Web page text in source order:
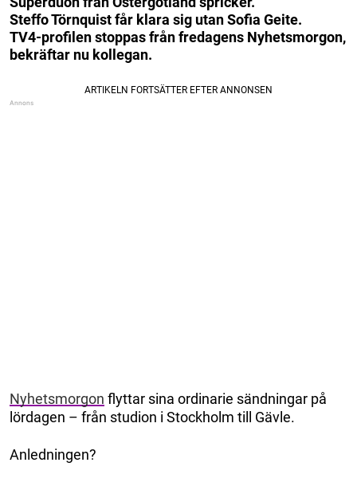
Steffo Törnquist får klara sig utan Sofia Geite.
TV4-profilen stoppas från fredagens Nyhetsmorgon,
bekräftar nu kollegan.
Nyhetsmorgon flyttar sina ordinarie sändningar på
lördagen – från studion i Stockholm till Gävle.
Anledningen?